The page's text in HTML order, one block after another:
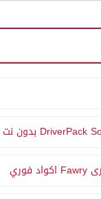
DriverPack بدون نت
Fawry اكواد فوري